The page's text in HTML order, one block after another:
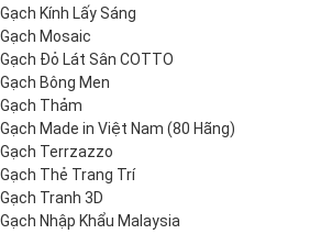
Gạch Kính Lấy Sáng
Gạch Mosaic
Gạch Đỏ Lát Sân COTTO
Gạch Bông Men
Gạch Thảm
Gạch Made in Việt Nam (80 Hãng)
Gạch Terrzazzo
Gạch Thẻ Trang Trí
Gạch Tranh 3D
Gạch Nhập Khẩu Malaysia